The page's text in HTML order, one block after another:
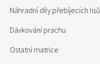
Náhradní díly přebíjecích lisů
Dávkování prachu
Ostatní matrice